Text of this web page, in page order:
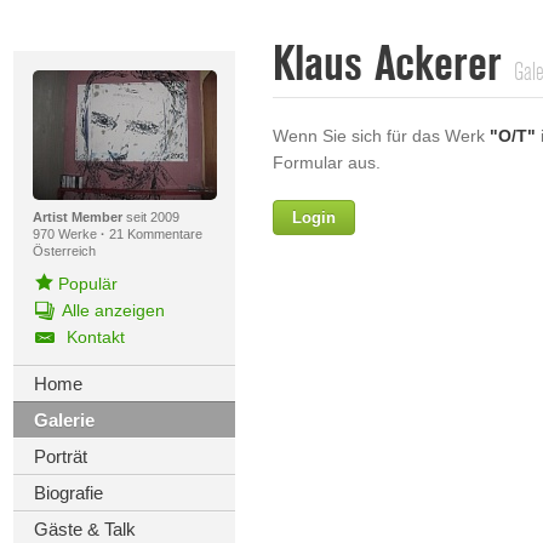
Artist Memberseit 2009
970 Werke · 21 Kommentare
Österreich
Populär
Alle anzeigen
Kontakt
Home
Galerie
Porträt
Biografie
Gäste & Talk
Klaus Ackerer
Wenn Sie sich für das Werk "O/T"
Formular aus.
Login